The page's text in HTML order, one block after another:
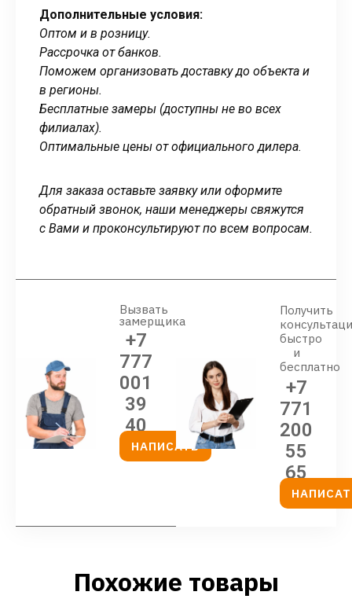
Дополнительные условия:
Оптом и в розницу.
Рассрочка от банков.
Поможем организовать доставку до объекта и
в регионы.
Бесплатные замеры (доступны не во всех
филиалах).
Оптимальные цены от официального дилера.
Для заказа оставьте заявку или оформите
обратный звонок, наши менеджеры свяжутся
с Вами и проконсультируют по всем вопросам.
Вызвать
замерщика
+7
777
001
39
40
НАПИСАТЬ
Получить
быстро
и
бесплатно
+7
771
200
55
65
Похожие товары